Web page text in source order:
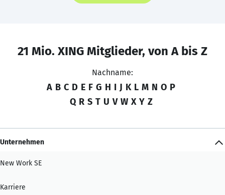
21 Mio. XING Mitglieder, von A bis Z
Nachname:
A B C D E F G H I J K L M N O P
Q R S T U V W X Y Z
Unternehmen
New Work SE
Karriere